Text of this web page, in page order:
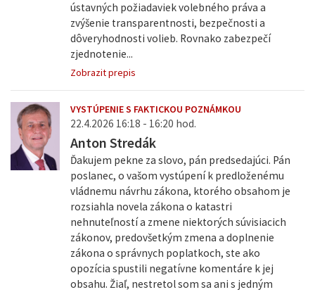
ústavných požiadaviek volebného práva a
zvýšenie transparentnosti, bezpečnosti a
dôveryhodnosti volieb. Rovnako zabezpečí
zjednotenie...
Zobrazit prepis
VYSTÚPENIE S FAKTICKOU POZNÁMKOU
22.4.2026 16:18 - 16:20 hod.
Anton Stredák
Ďakujem pekne za slovo, pán predsedajúci. Pán
poslanec, o vašom vystúpení k predloženému
vládnemu návrhu zákona, ktorého obsahom je
rozsiahla novela zákona o katastri
nehnuteľností a zmene niektorých súvisiacich
zákonov, predovšetkým zmena a doplnenie
zákona o správnych poplatkoch, ste ako
opozícia spustili negatívne komentáre k jej
obsahu. Žiaľ, nestretol som sa ani s jedným